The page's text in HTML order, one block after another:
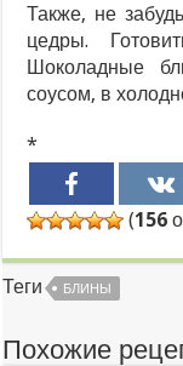
Также, не
цедры.
Шоколадные
соусом, в
*
(156
Теги БЛИНЫ
Похожие